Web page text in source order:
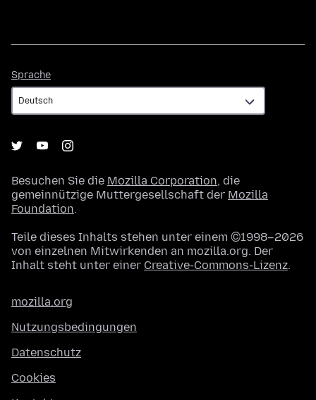
Sprache
Besuchen Sie die Mozilla Corporation, die
gemeinnützige Muttergesellschaft der Mozilla
Foundation.
Teile dieses Inhalts stehen unter einem ©1998–2026
von einzelnen Mitwirkenden an mozilla.org. Der
Inhalt steht unter einer Creative-Commons-Lizenz.
mozilla.org
Nutzungsbedingungen
Datenschutz
Cookies